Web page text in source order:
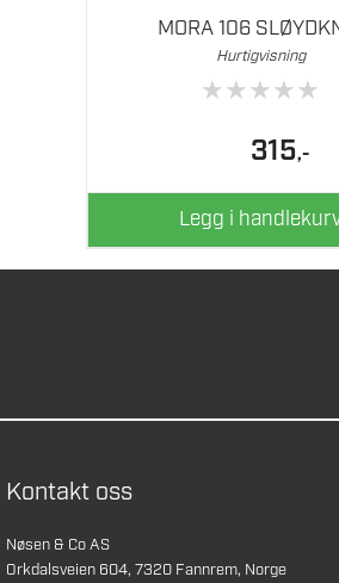
MORA 106
Hurtigvisning
★★★★★
315,-
Legg i
Kontakt oss
Nøsen & Co AS
Orkdalsveien 604, 7320 Fannrem, Norge